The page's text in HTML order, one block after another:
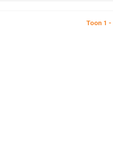
Toon 1 -